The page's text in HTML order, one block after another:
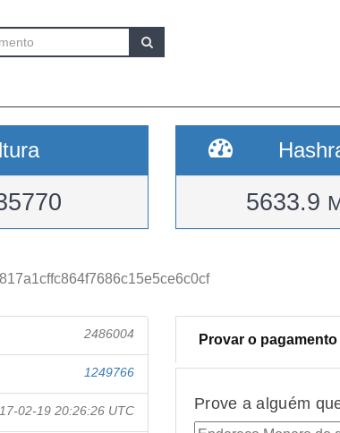
5633.9
2486004
1249766
02-19 20:26:26 UTC
Provar o pagamento
Prove a alguém